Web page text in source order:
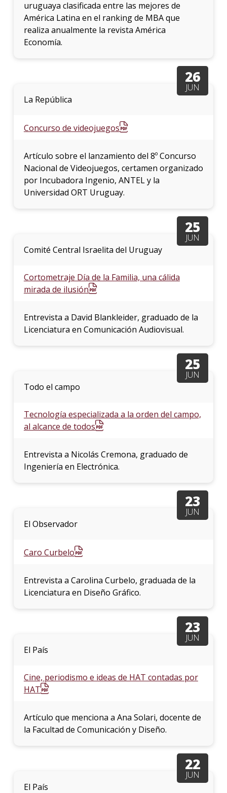
uruguaya clasificada entre las mejores de
América Latina en el ranking de MBA que
realiza anualmente la revista América
Economía.
26
JUN
La República
Concurso de videojuegos
Artículo sobre el lanzamiento del 8º Concurso
Nacional de Videojuegos, certamen organizado
por Incubadora Ingenio, ANTEL y la
Universidad ORT Uruguay.
25
JUN
Comité Central Israelita del Uruguay
Cortometraje Día de la Familia, una cálida
mirada de ilusión
Entrevista a David Blankleider, graduado de la
Licenciatura en Comunicación Audiovisual.
25
JUN
Todo el campo
Tecnología especializada a la orden del campo,
al alcance de todos
Entrevista a Nicolás Cremona, graduado de
Ingeniería en Electrónica.
23
JUN
El Observador
Caro Curbelo
Entrevista a Carolina Curbelo, graduada de la
Licenciatura en Diseño Gráfico.
23
JUN
El País
Cine, periodismo e ideas de HAT contadas por
HAT
Artículo que menciona a Ana Solari, docente de
la Facultad de Comunicación y Diseño.
22
JUN
El País